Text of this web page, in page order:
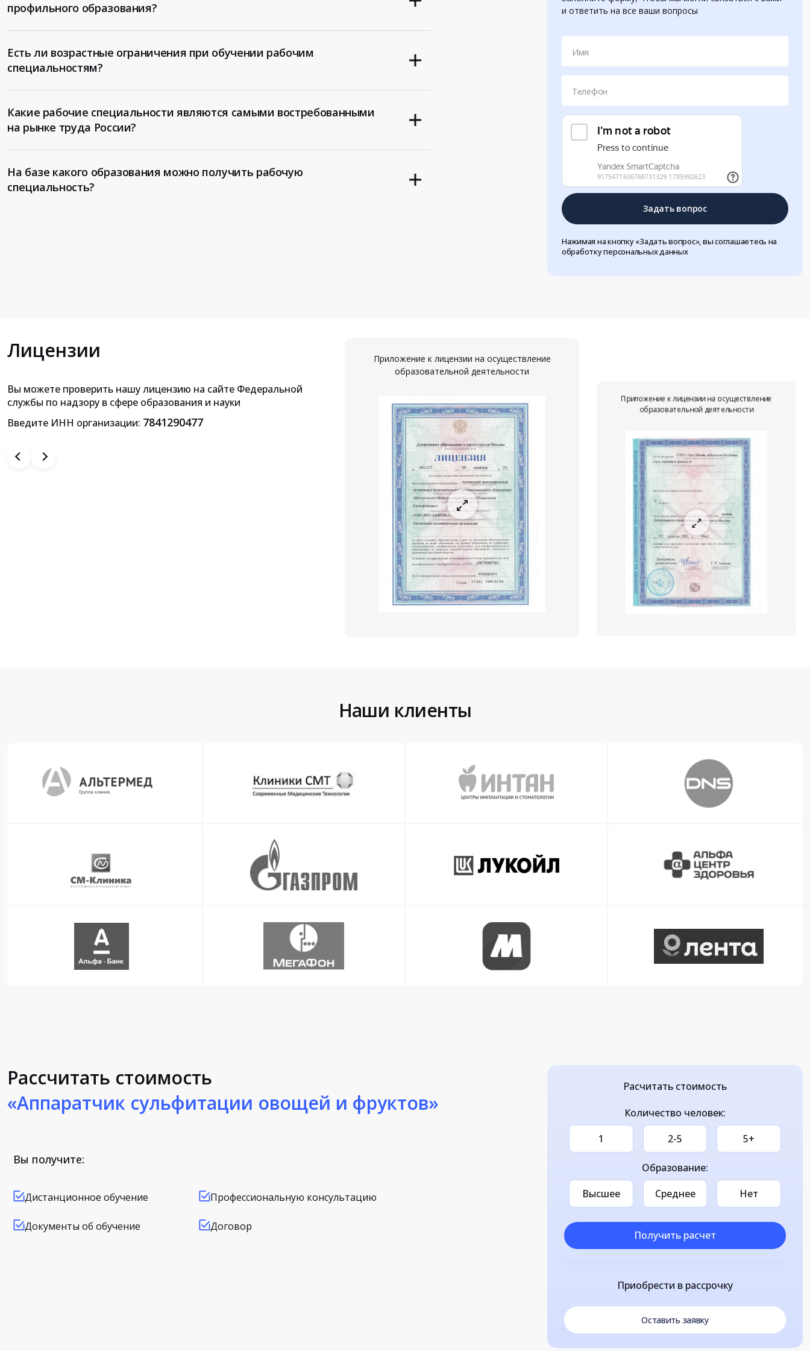
и ответить на все ваши вопросы
Имя
Телефон
Задать вопрос
Нажимая на кнопку «Задать вопрос», вы соглашаетесь на
обработку персональных данных
профильного образования?
Есть ли возрастные ограничения при обучении рабочим
специальностям?
Какие рабочие специальности являются самыми востребованными
на рынке труда России?
На базе какого образования можно получить рабочую
специальность?
Лицензии
Вы можете проверить нашу лицензию на сайте Федеральной
службы по надзору в сфере образования и науки
Введите ИНН организации: 7841290477
Приложение к лицензии на осуществление
образовательной деятельности
Приложение к лицензии на осуществление
образовательной деятельности
Приложение к лицензии на осуществление
образовательной деятельности
Наши клиенты
Рассчитать стоимость
«Аппаратчик сульфитации овощей и фруктов»
Вы получите:
Дистанционное обучение Профессиональную консультацию
Документы об обучение Договор
Расчитать стоимость
Количество человек:
1
2-5 5+
Образование:
Высшее
Среднее Нет
Получить расчет
Приобрести в рассрочку
Оставить заявку